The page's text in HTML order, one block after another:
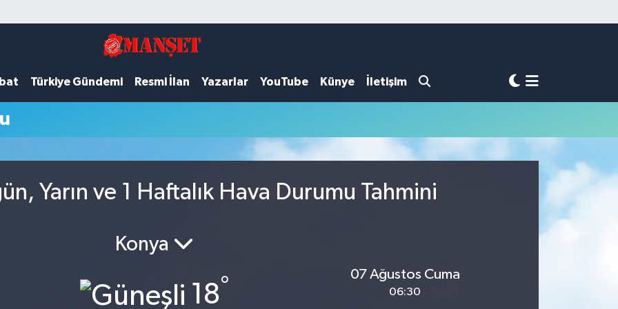
Türkiye Gündemi Resmi İlan Yazarlar YouTube Künye İletişim
Yarın ve 1 Haftalık Hava Durumu Tahmini
Konya
18°
07 Ağustos Cuma
06:30